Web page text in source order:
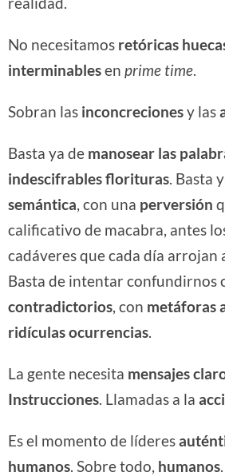
No necesitamos retóricas
interminablesen prime time
Sobran las inconcrecionesy las
Basta ya de manosear las
indescifrablesflorituras . Basta
semántica , con una perversión
calificativo de macabra, antes
cadáveres que cada día arrojan
Basta de intentar confundirnos
contradictorios , con metáforas
ridículasocurrencias
La gente necesita mensajes
Instrucciones . Llamadas a la
Es el momento de líderes
humanos . Sobre todo, humanos